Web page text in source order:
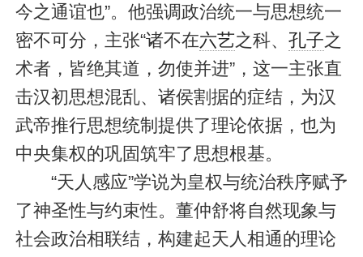
今之通谊也”。他强调政治统一与思想统一
密不可分，主张“诸不在六艺之科、 孔子之
术者，皆绝其道，勿使并进”，这一主张直
击汉初思想混乱、诸侯割据的症结，为汉
武帝推行思想统制提供了理论依据，也为
中央集权的巩固筑牢了思想根基。
“天人感应”学说为皇权与统治秩序赋予
了神圣性与约束性。董仲舒将自然现象与
社会政治相联结，构建起天人相通的理论